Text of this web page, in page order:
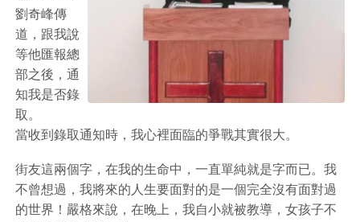
劉奇峰傳
道，跟我說
等他匯報總
部之後，通
知我是否錄
取。
當收到錄取通知時，我心裡面臨的爭戰其實很大。
街友這兩個字，在我的生命中，一直單純就是字而已。我
不曾想過，我將來的人生要面對的是一個完全沒有面對過
的世界！嚴格來說，在晚上，我自小就被教導，女孩子不